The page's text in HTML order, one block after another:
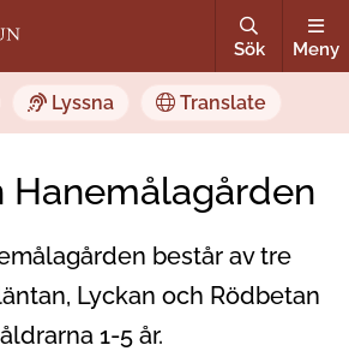
Sök Meny
Lyssna Translate
Hanemålagården
består av tre
Lyckan och Rödbetan
1-5 år.